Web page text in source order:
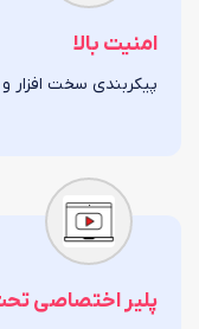
امنیت بالا
پیکربندی سخت افزار و
پلیر اختصاصی